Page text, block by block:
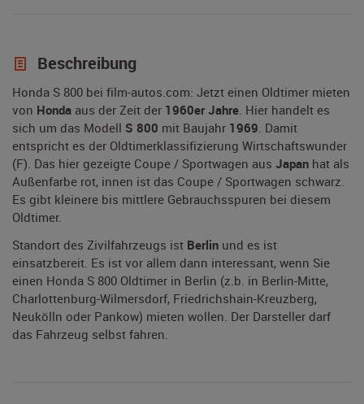
Beschreibung
Honda S 800 bei film-autos.com: Jetzt einen Oldtimer mieten
von Honda aus der Zeit der 1960er Jahre. Hier handelt es
sich um das Modell S 800 mit Baujahr 1969. Damit
entspricht es der Oldtimerklassifizierung Wirtschaftswunder
(F). Das hier gezeigte Coupe / Sportwagen aus Japan hat als
Außenfarbe rot, innen ist das Coupe / Sportwagen schwarz.
Es gibt kleinere bis mittlere Gebrauchsspuren bei diesem
Oldtimer.
Standort des Zivilfahrzeugs ist Berlin und es ist
einsatzbereit. Es ist vor allem dann interessant, wenn Sie
einen Honda S 800 Oldtimer in Berlin (z.b. in Berlin-Mitte,
Charlottenburg-Wilmersdorf, Friedrichshain-Kreuzberg,
Neukölln oder Pankow) mieten wollen. Der Darsteller darf
das Fahrzeug selbst fahren.